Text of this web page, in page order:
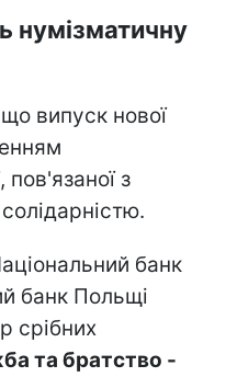
нумізматичну
випуск нової
пов'язаної з
банк
банк Польщі
срібних
та братство -